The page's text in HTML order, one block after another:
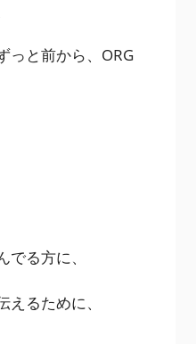
っと前から、ORG
る方に、
るために、